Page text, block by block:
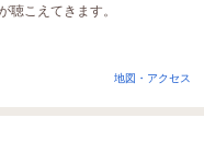
聴こえてきます。
地図・アクセス